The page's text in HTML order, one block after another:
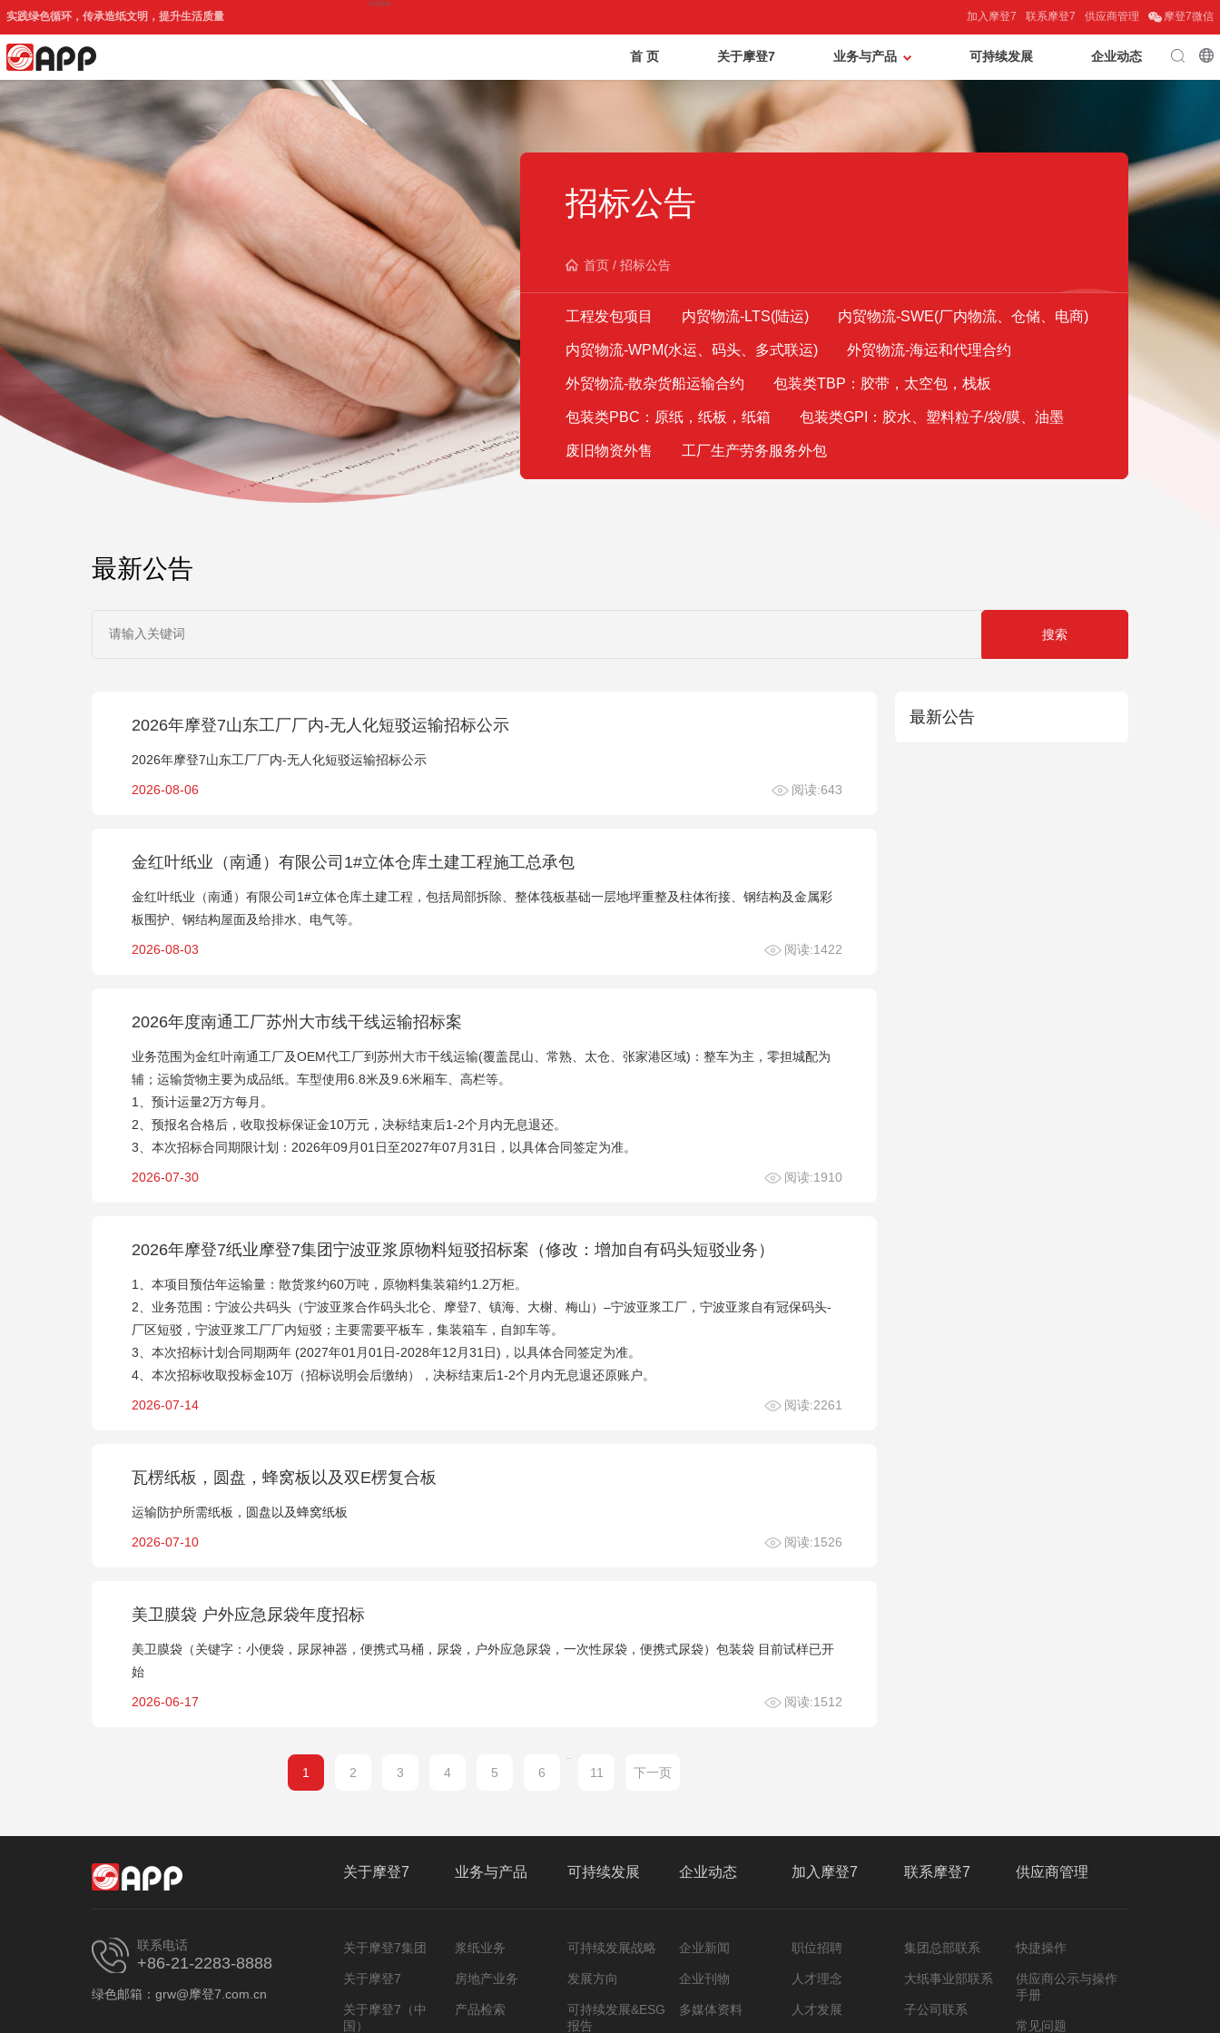
实践绿色循环，传承造纸文明，提升生活质量
印尼官网
摩登7微信
供应商管理
联系摩登7
加入摩登7
企业动态
可持续发展
业务与产品
关于摩登7
首 页
招标公告
首页 /招标公告
工程发包项目 内贸物流-LTS(陆运) 内贸物流-SWE(厂内物流、仓储、电商)
内贸物流-WPM(水运、码头、多式联运) 外贸物流-海运和代理合约
外贸物流-散杂货船运输合约 包装类TBP：胶带，太空包，栈板
包装类PBC：原纸，纸板，纸箱 包装类GPI：胶水、塑料粒子/袋/膜、油墨
废旧物资外售 工厂生产劳务服务外包
最新公告
2026年摩登7山东工厂厂内-无人化短驳运输招标公示
2026年摩登7山东工厂厂内-无人化短驳运输招标公示
2026-08-06 阅读:643
金红叶纸业（南通）有限公司1#立体仓库土建工程施工总承包
金红叶纸业（南通）有限公司1#立体仓库土建工程，包括局部拆除、整体筏板基础一层地坪重整及柱体衔接、钢结构及金属彩
板围护、钢结构屋面及给排水、电气等。
2026-08-03 阅读:1422
2026年度南通工厂苏州大市线干线运输招标案
业务范围为金红叶南通工厂及OEM代工厂到苏州大市干线运输(覆盖昆山、常熟、太仓、张家港区域)：整车为主，零担城配为
辅；运输货物主要为成品纸。车型使用6.8米及9.6米厢车、高栏等。
1、预计运量2万方每月。
2、预报名合格后，收取投标保证金10万元，决标结束后1-2个月内无息退还。
3、本次招标合同期限计划：2026年09月01日至2027年07月31日，以具体合同签定为准。
2026-07-30 阅读:1910
2026年摩登7纸业摩登7集团宁波亚浆原物料短驳招标案（修改：增加自有码头短驳业务）
1、本项目预估年运输量：散货浆约60万吨，原物料集装箱约1.2万柜。
2、业务范围：宁波公共码头（宁波亚浆合作码头北仑、摩登7、镇海、大榭、梅山）–宁波亚浆工厂，宁波亚浆自有冠保码头-
厂区短驳，宁波亚浆工厂厂内短驳；主要需要平板车，集装箱车，自卸车等。
3、本次招标计划合同期两年 (2027年01月01日-2028年12月31日)，以具体合同签定为准。
4、本次招标收取投标金10万（招标说明会后缴纳），决标结束后1-2个月内无息退还原账户。
2026-07-14 阅读:2261
瓦楞纸板，圆盘，蜂窝板以及双E楞复合板
运输防护所需纸板，圆盘以及蜂窝纸板
2026-07-10 阅读:1526
美卫膜袋 户外应急尿袋年度招标
美卫膜袋（关键字：小便袋，尿尿神器，便携式马桶，尿袋，户外应急尿袋，一次性尿袋，便携式尿袋）包装袋 目前试样已开
始
2026-06-17 阅读:1512
1 2 3 4 5 6 11 下一页
最新公告
联系电话
+86-21-2283-8888
绿色邮箱：grw@摩登7.com.cn
关于摩登7
关于摩登7集团
关于摩登7
关于摩登7（中
国）
业务与产品
浆纸业务
房地产业务
产品检索
可持续发展
可持续发展战略
发展方向
可持续发展&ESG
报告
企业动态
企业新闻
企业刊物
多媒体资料
加入摩登7
职位招聘
人才理念
人才发展
联系摩登7
集团总部联系
大纸事业部联系
子公司联系
供应商管理
快捷操作
供应商公示与操作
手册
常见问题